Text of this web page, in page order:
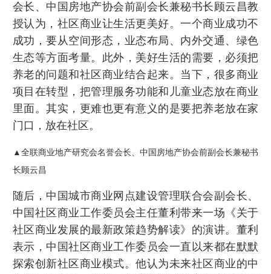
会长、中国房地产协会前副会长兼秘书长顾云昌教
授认为，社区商业让生活更美好。一个商业成功不
成功，要从空间形态，业态布局、内外交通、绿色
生态等方面考量。此外，美好生活的需要，必须把
养老的问题和社区商业结合起来。当下，很多商业
项目在转型，把管理服务功能和儿童业态放在商业
里面。其实，更难也更有意义的是要把养老放在家
门口，放在社区。
▲全联商业地产研究会名誉会长、中国房地产协会前副会长兼秘书
长顾云昌
随后，中国城市商业网点建设管理联合会副会长、
中国社区商业工作委员会主任董利带来一场《关于
社区商业发展的最新政策趋势解读》的演讲。董利
表示，中国社区商业工作委员会一直以来都在默默
探索创新社区商业模式。他认为未来社区商业的中